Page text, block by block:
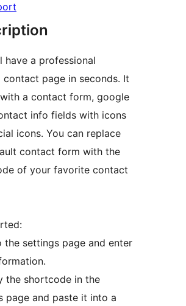
have a professional
contact page in seconds. It
a contact form, google
info fields with icons
icons. You can replace
contact form with the
of your favorite contact
the settings page and enter
the shortcode in the
page and paste it into a